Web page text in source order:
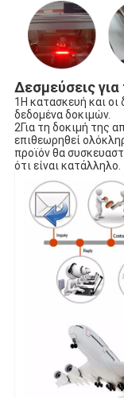
Δεσμεύσεις
1Η κατασκευή και οι
δεδομένα δοκιμών.
2Για τη δοκιμή της
επιθεωρηθεί
προϊόν θα
ότι είναι κατάλληλο.